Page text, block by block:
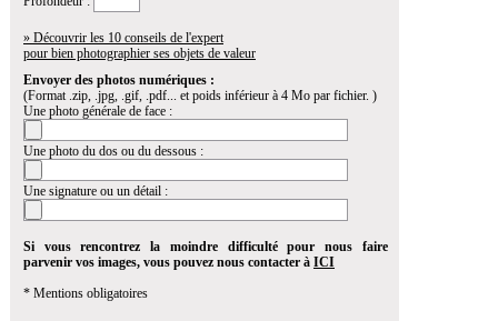
» Découvrir les 10 conseils de l'expert
pour bien photographier ses objets de valeur
Envoyer des photos numériques :
(Format .zip, .jpg, .gif, .pdf... et poids inférieur à 4 Mo par fichier. )
Une photo générale de face :
Une photo du dos ou du dessous :
Une signature ou un détail :
Si vous rencontrez la moindre difficulté pour nous faire
parvenir vos images, vous pouvez nous contacter à ICI
* Mentions obligatoires